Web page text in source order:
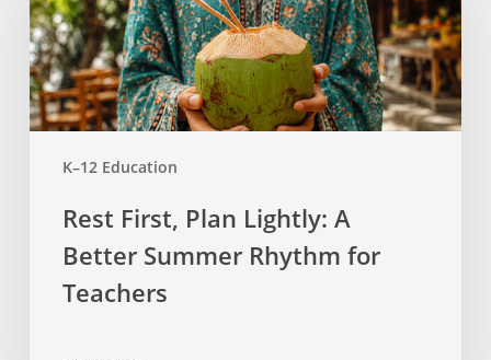
K–12 Education
Lightly:
A
Better
Summer
Rhythm
Rest First, Plan Lightly: A
Better Summer Rhythm for
Teachers